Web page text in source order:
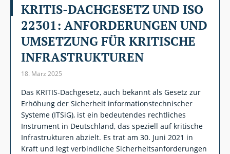
KRITIS-DACHGESETZ UND ISO
22301: ANFORDERUNGEN UND
UMSETZUNG FÜR KRITISCHE
INFRASTRUKTUREN
18. März 2025
Das KRITIS-Dachgesetz, auch bekannt als Gesetz zur
Erhöhung der Sicherheit informationstechnischer
Systeme (ITSiG), ist ein bedeutendes rechtliches
Instrument in Deutschland, das speziell auf kritische
Infrastrukturen abzielt. Es trat am 30. Juni 2021 in
Kraft und legt verbindliche Sicherheitsanforderungen